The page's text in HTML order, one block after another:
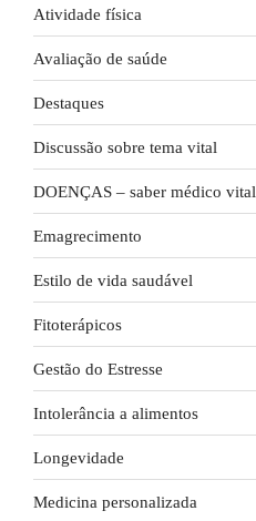
Atividade física
Avaliação de saúde
Destaques
Discussão sobre tema vital
DOENÇAS – saber médico vital
Emagrecimento
Estilo de vida saudável
Fitoterápicos
Gestão do Estresse
Intolerância a alimentos
Longevidade
Medicina personalizada